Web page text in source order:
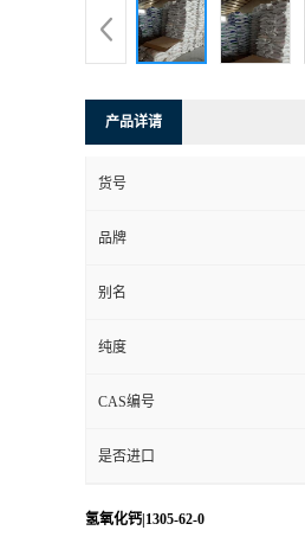
产品详请
货号
品牌
别名
纯度
CAS编号
是否进口
氢氧化钙|1305-62-0